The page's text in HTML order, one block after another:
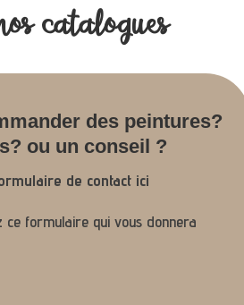
catalogues
des peintures?
ou un conseil ?
de contact ici
ce formulaire qui vous donnera